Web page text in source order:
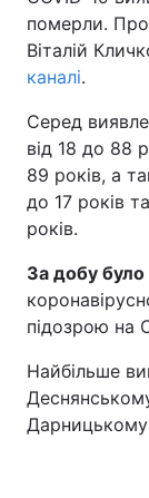
померли. Про
Віталій
каналі.
Серед
від 18 до 88
89 років, а
до 17 років
років.
За добу було
підозрою на
Найбільше